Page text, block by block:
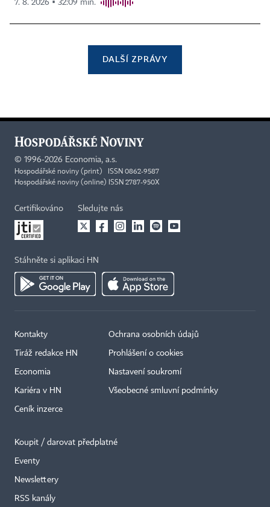
7. 8. 2026 ▪ 32:09 min.
DALŠÍ ZPRÁVY
© 1996-2026 Economia, a.s.
Hospodářské noviny (print) ISSN 0862-9587
Hospodářské noviny (online) ISSN 2787-950X
Certifikováno Sledujte nás
Stáhněte si aplikaci HN
Kontakty
Tiráž redakce HN
Economia
Kariéra v HN
Ceník inzerce
Ochrana osobních údajů
Prohlášení o cookies
Nastavení soukromí
Všeobecné smluvní podmínky
Koupit / darovat předplatné
Eventy
Newslettery
RSS kanály